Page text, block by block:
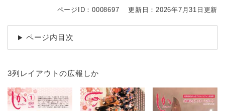
文
ページID：0008697 更新日：2026年7月31日更新
ページ内目次
3列レイアウトの広報しか